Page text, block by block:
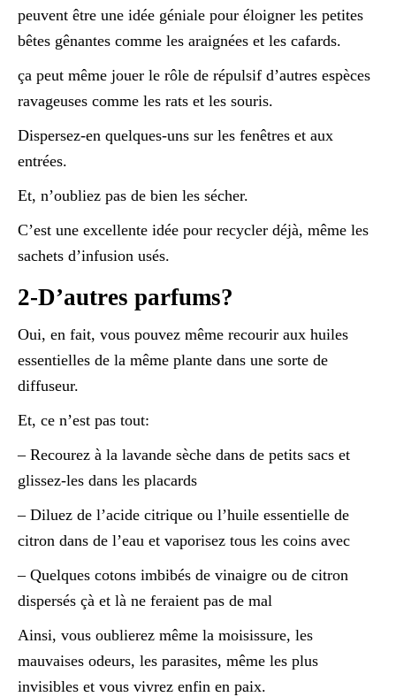
peuvent être une idée géniale pour éloigner les petites
bêtes gênantes comme les araignées et les cafards.
ça peut même jouer le rôle de répulsif d’autres espèces
ravageuses comme les rats et les souris.
Dispersez-en quelques-uns sur les fenêtres et aux
entrées.
Et, n’oubliez pas de bien les sécher.
C’est une excellente idée pour recycler déjà, même les
sachets d’infusion usés.
2-D’autres parfums?
Oui, en fait, vous pouvez même recourir aux huiles
essentielles de la même plante dans une sorte de
diffuseur.
Et, ce n’est pas tout:
– Recourez à la lavande sèche dans de petits sacs et
glissez-les dans les placards
– Diluez de l’acide citrique ou l’huile essentielle de
citron dans de l’eau et vaporisez tous les coins avec
– Quelques cotons imbibés de vinaigre ou de citron
dispersés çà et là ne feraient pas de mal
Ainsi, vous oublierez même la moisissure, les
mauvaises odeurs, les parasites, même les plus
invisibles et vous vivrez enfin en paix.